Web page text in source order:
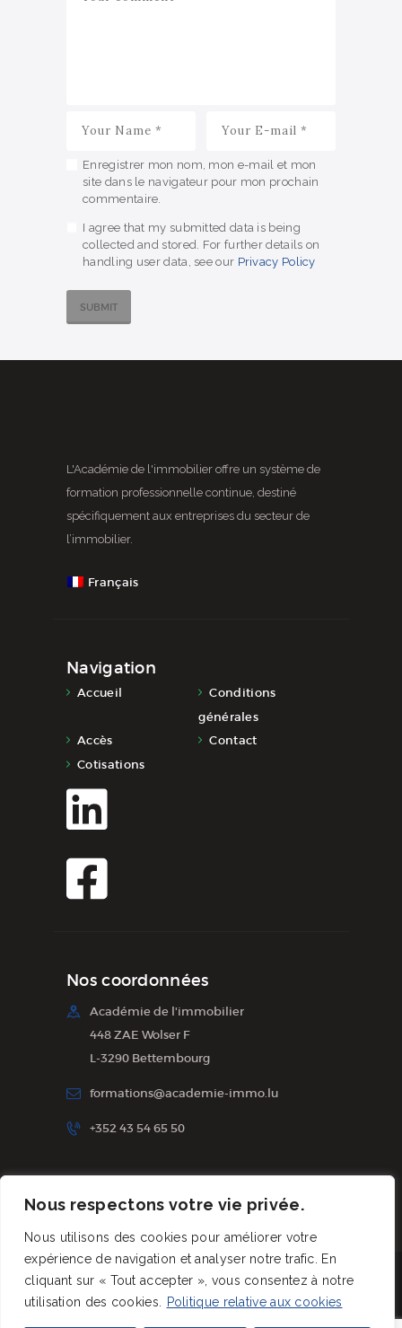
Nous respectons votre vie privée.
Nous utilisons des cookies pour améliorer votre
expérience de navigation et analyser notre trafic. En
cliquant sur « Tout accepter », vous consentez à notre
utilisation des cookies.
Politique relative aux cookies
Enregistrer mon nom, mon e-mail et mon
site dans le navigateur pour mon prochain
commentaire.
I agree that my submitted data is being
collected and stored. For further details on
handling user data, see our Privacy Policy
L'Académie de l'immobilier offre un système de
formation professionnelle continue, destiné
spécifiquement aux entreprises du secteur de
l’immobilier.
Français
Navigation
Accueil
Conditions
générales
Accès
Contact
Cotisations
Nos coordonnées
Académie de l'immobilier
448 ZAE Wolser F
L-3290 Bettembourg
formations@academie-immo.lu
+352 43 54 65 50
2025©Académie de l'immobilier.All rights
reserved.